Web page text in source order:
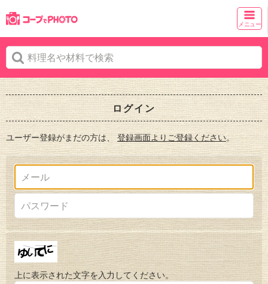
メニュー
ログイン
ユーザー登録がまだの方は、 登録画面よりご登録ください。
上に表示された文字を入力してください。